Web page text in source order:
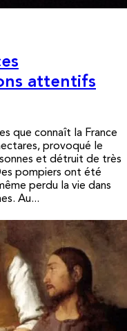
attentifs
que connaît la France
provoqué le
et détruit de très
pompiers ont été
perdu la vie dans
Au...